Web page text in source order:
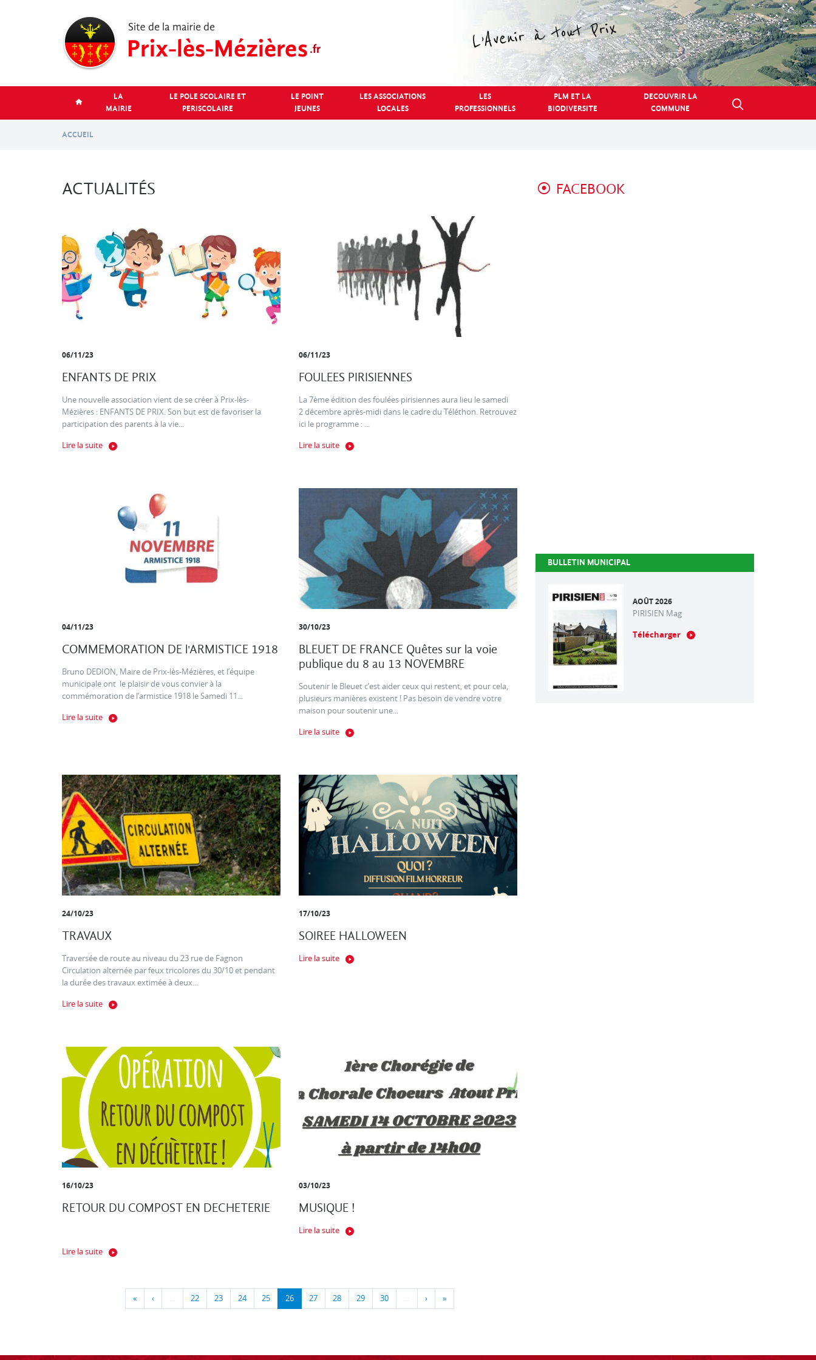
LA
MAIRIE
LE POLE SCOLAIRE ET
PERISCOLAIRE
LE POINT
JEUNES
LES ASSOCIATIONS
LOCALES
LES
PROFESSIONNELS
PLM ET LA
BIODIVERSITE
DECOUVRIR LA
COMMUNE
ACCUEIL
ACTUALITÉS
06/11/23
ENFANTS DE PRIX
Une nouvelle association vient de se créer à Prix-lès-
Mézières : ENFANTS DE PRIX. Son but est de favoriser la
participation des parents à la vie...
Lire la suite
06/11/23
FOULEES PIRISIENNES
La 7ème édition des foulées pirisiennes aura lieu le samedi
2 décembre après-midi dans le cadre du Téléthon. Retrouvez
ici le programme : ...
Lire la suite
04/11/23
COMMEMORATION DE l'ARMISTICE 1918
Bruno DEDION, Maire de Prix-lès-Mézières, et l’équipe
municipale ont le plaisir de vous convier à la
commémoration de l’armistice 1918 le Samedi 11...
Lire la suite
30/10/23
BLEUET DE FRANCE Quêtes sur la voie
publique du 8 au 13 NOVEMBRE
Soutenir le Bleuet c’est aider ceux qui restent, et pour cela,
plusieurs manières existent ! Pas besoin de vendre votre
maison pour soutenir une...
Lire la suite
24/10/23
TRAVAUX
Traversée de route au niveau du 23 rue de Fagnon
Circulation alternée par feux tricolores du 30/10 et pendant
la durée des travaux extimée à deux...
Lire la suite
17/10/23
SOIREE HALLOWEEN
Lire la suite
16/10/23
RETOUR DU COMPOST EN DECHETERIE
Lire la suite
03/10/23
MUSIQUE !
Lire la suite
« ‹ … 22 23 24 25 26 27 28 29 30 … › »
FACEBOOK
BULLETIN MUNICIPAL
AOÛT 2026
PIRISIEN Mag
Télécharger